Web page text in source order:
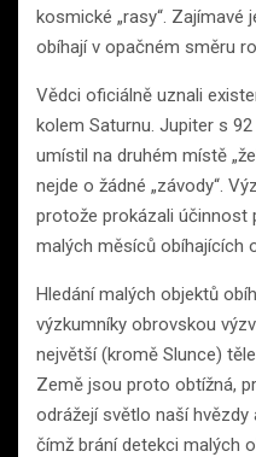
kosmické „rasy“. Zajímavé
obíhají v opačném směru
Vědci oficiálně uznali
kolem Saturnu. Jupiter s
umístil na druhém místě
nejde o žádné „závody“.
protože prokázali účinnost
malých měsíců obíhajících
Hledání malých objektů
výzkumníky obrovskou
největší (kromě Slunce)
Země jsou proto obtížná,
odrážejí světlo naší
čímž brání detekci malých